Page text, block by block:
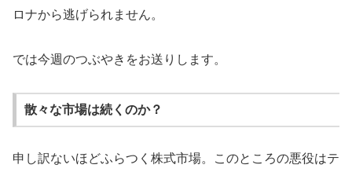
ロナから逃げられません。
では今週のつぶやきをお送りします。
散々な市場は続くのか？
申し訳ないほどふらつく株式市場。このところの悪役はテ